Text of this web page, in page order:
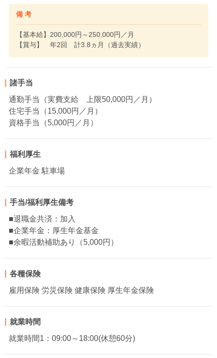
備 考
【基本給】200,000円～250,000円／月
【賞与】 年2回 計3.8ヵ月（過去実績）
諸手当
通勤手当（実費支給 上限50,000円／月）
住宅手当（15,000円／月）
資格手当（5,000円／月）
福利厚生
企業年金 駐車場
手当/福利厚生備考
■退職金共済：加入
■企業年金：厚生年金基金
■余暇活動補助あり（5,000円）
各種保険
雇用保険 労災保険 健康保険 厚生年金保険
就業時間
就業時間1：09:00～18:00(休憩60分)